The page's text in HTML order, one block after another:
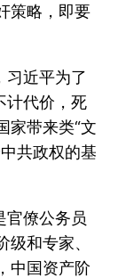
策略，即要
习近平为了
计代价，死
带来类“文
共政权的基
官僚公务员
和专家、
中国资产阶